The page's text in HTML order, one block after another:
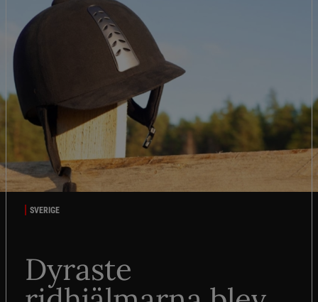
SVERIGE
Dyraste